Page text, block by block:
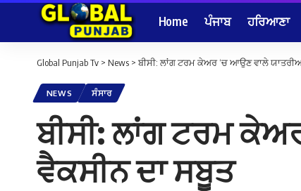
Home ਪੰਜਾਬ ਹਰਿਆਣਾ
Global Punjab Tv > News > ਬੀਸੀ: ਲਾਂਗ ਟਰਮ ਕੇਅਰ ‘ਚ ਆਉਣ ਵਾਲੇ
NEWS ਸੰਸਾਰ
ਬੀਸੀ: ਲਾਂਗ ਟਰਮ
ਵੈਕਸੀਨ ਦਾ ਸਬੂਤ